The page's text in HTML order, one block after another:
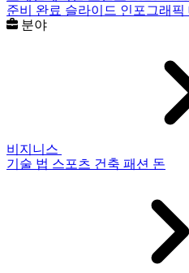
준비 완료 슬라이드 인포그래픽
분야
비지니스
기술 법 스포츠 건축 패션 돈